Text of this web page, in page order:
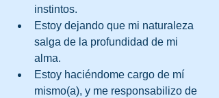
instintos.
Estoy dejando que mi naturaleza
salga de la profundidad de mi
alma.
Estoy haciéndome cargo de mí
mismo(a), y me responsabilizo de